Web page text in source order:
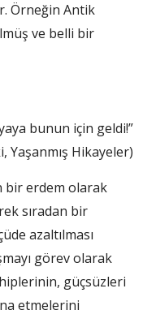
Örneğin Antik
ve belli bir
bunun için geldi!”
Yaşanmış Hikayeler)
bir erdem olarak
sıradan bir
azaltılması
görev olarak
güçsüzleri
etmelerini